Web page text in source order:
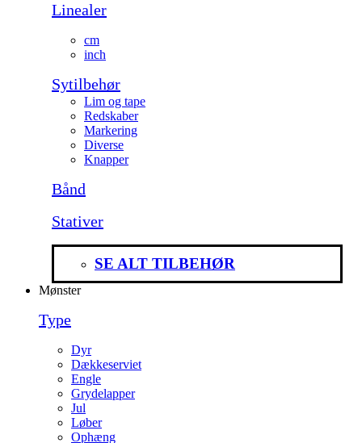
Linealer
cm
inch
Sytilbehør
Lim og tape
Redskaber
Markering
Diverse
Knapper
Bånd
Stativer
SE ALT TILBEHØR
Mønster
Type
Dyr
Dækkeserviet
Engle
Grydelapper
Jul
Løber
Ophæng